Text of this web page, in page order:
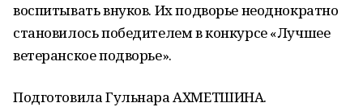
воспитывать внуков. Их подворье неоднократно
становилось победителем в конкурсе «Лучшее
ветеранское подворье».
Подготовила Гульнара АХМЕТШИНА.